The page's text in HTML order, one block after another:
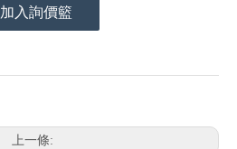
加入詢價籃
上一條: